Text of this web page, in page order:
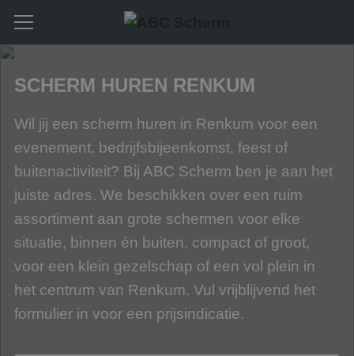
SCHERM HUREN RENKUM
Wil jij een scherm huren in Renkum voor een
evenement, bedrijfsbijeenkomst, feest of
buitenactiviteit? Bij ABC Scherm ben je aan het
juiste adres. We beschikken over een ruim
assortiment aan grote schermen voor elke
situatie, binnen én buiten, compact of groot,
voor een klein gezelschap of een vol plein in
het centrum van Renkum. Vul vrijblijvend het
formulier in voor een prijsindicatie.